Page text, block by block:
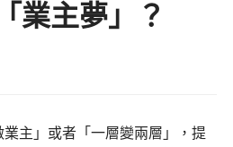
業主夢」？
主」或者「一層變兩層」，提